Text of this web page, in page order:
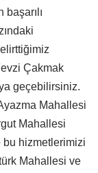
Çakmak
geçebilirsiniz.
Mahallesi
Mahallesi
hizmetlerimizi
Mahallesi ve